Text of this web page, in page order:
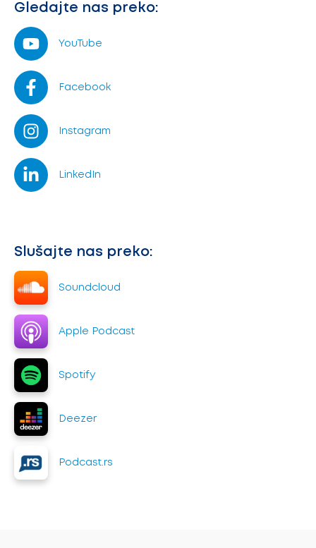
Gledajte nas preko:
YouTube
Facebook
Instagram
LinkedIn
Slušajte nas preko:
Soundcloud
Apple Podcast
Spotify
Deezer
Podcast.rs